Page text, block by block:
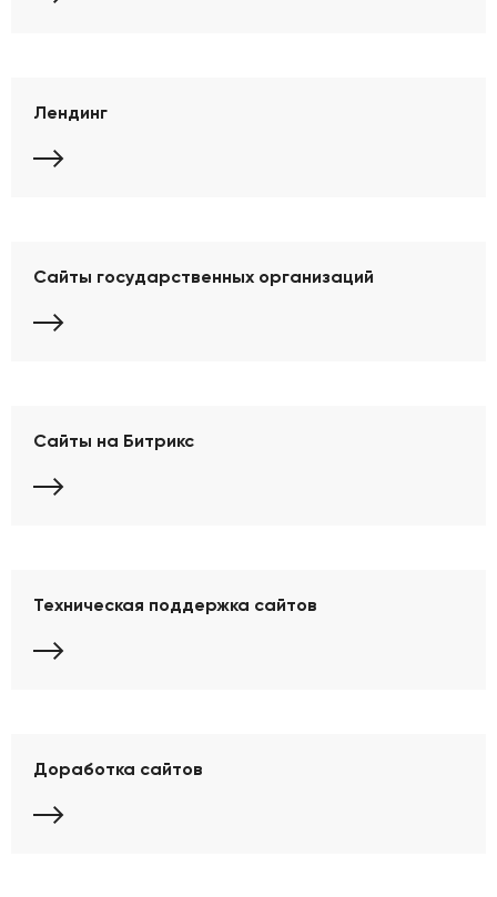
Лендинг
Сайты государственных организаций
Сайты на Битрикс
Техническая поддержка сайтов
Доработка сайтов